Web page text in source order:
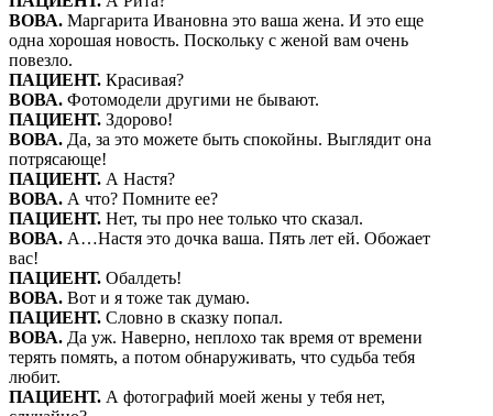
ВОВА. Маргарита Ивановна это ваша жена. И это еще
одна хорошая новость. Поскольку с женой вам очень
повезло.
ПАЦИЕНТ. Красивая?
ВОВА. Фотомодели другими не бывают.
ПАЦИЕНТ. Здорово!
ВОВА. Да, за это можете быть спокойны. Выглядит она
потрясающе!
ПАЦИЕНТ. А Настя?
ВОВА. А что? Помните ее?
ПАЦИЕНТ. Нет, ты про нее только что сказал.
ВОВА. А…Настя это дочка ваша. Пять лет ей. Обожает
вас!
ПАЦИЕНТ. Обалдеть!
ВОВА. Вот и я тоже так думаю.
ПАЦИЕНТ. Словно в сказку попал.
ВОВА. Да уж. Наверно, неплохо так время от времени
терять помять, а потом обнаруживать, что судьба тебя
любит.
ПАЦИЕНТ. А фотографий моей жены у тебя нет,